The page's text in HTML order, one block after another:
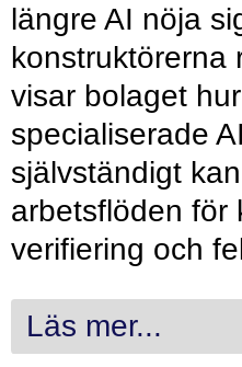
längre AI nöja
konstruktörerna
visar bolaget
specialiserade
självständigt
arbetsflöden för
verifiering och
Läs mer...